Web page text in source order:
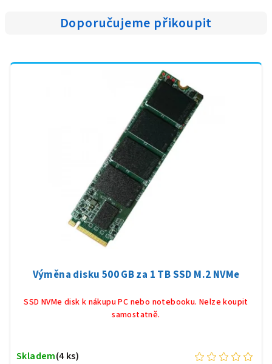
Doporučujeme přikoupit
Výměna disku 500 GB za 1 TB SSD M.2 NVMe
SSD NVMe disk k nákupu PC nebo notebooku. Nelze koupit
samostatně.
Skladem(4 ks)